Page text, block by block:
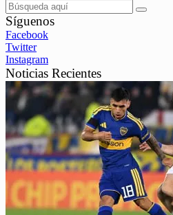
Síguenos
Facebook
Twitter
Instagram
Noticias Recientes